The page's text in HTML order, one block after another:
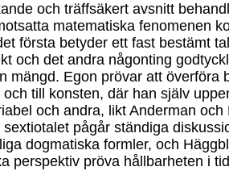
och träffsäkert avsnitt
matematiska fenomenen
första betyder ett fast bestämt
och det andra någonting
mängd. Egon prövar att överföra
till konsten, där han själv
och andra, likt Anderman och
sextiotalet pågår ständiga
dogmatiska formler, och
perspektiv pröva hållbarheten i